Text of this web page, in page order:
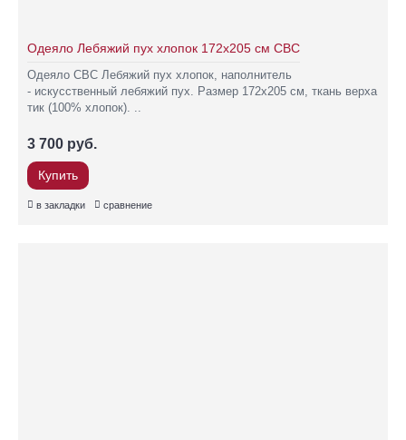
Одеяло Лебяжий пух хлопок 172х205 см СВС
Одеяло СВС Лебяжий пух хлопок, наполнитель
- искусственный лебяжий пух. Размер 172х205 см, ткань верха
тик (100% хлопок). ..
3 700 руб.
Купить
в закладки сравнение